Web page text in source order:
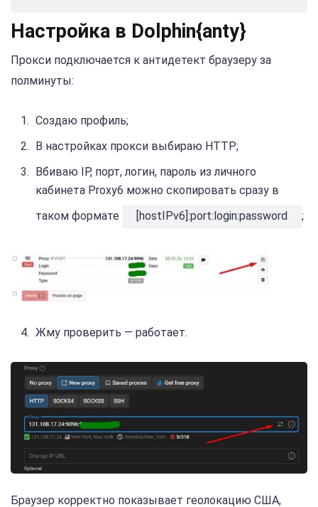
Настройка в Dolphin{anty}
Прокси подключается к антидетект браузеру за
полминуты:
Создаю профиль;
В настройках прокси выбираю HTTP;
Вбиваю IP, порт, логин, пароль из личного
кабинета Proxy6 можно скопировать сразу в
таком формате
[hostIPv6]:port:login:password ;
Жму проверить — работает.
Браузер корректно показывает геолокацию США,